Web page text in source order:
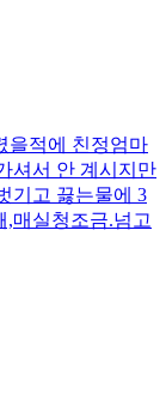
을적에 친정엄마
셔서 안 계시지만
기고 끓는물에 3
,매실청조금.넘고